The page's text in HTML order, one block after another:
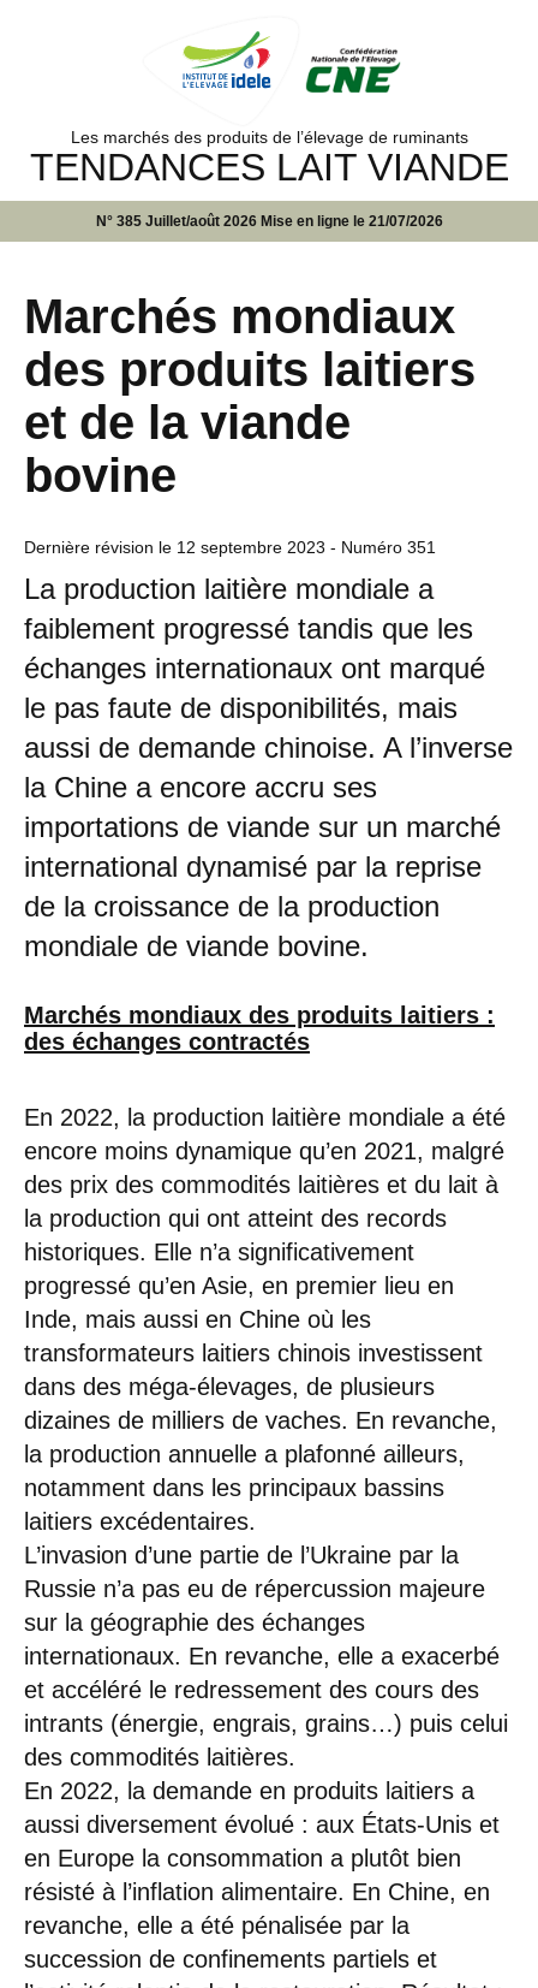
Les marchés des produits de l’élevage de ruminants
TENDANCES LAIT VIANDE
N° 385 Juillet/août 2026 Mise en ligne le 21/07/2026
Marchés mondiaux
des produits laitiers
et de la viande
bovine
Dernière révision le 12 septembre 2023 - Numéro 351
La production laitière mondiale a
faiblement progressé tandis que les
échanges internationaux ont marqué
le pas faute de disponibilités, mais
aussi de demande chinoise. A l’inverse
la Chine a encore accru ses
importations de viande sur un marché
international dynamisé par la reprise
de la croissance de la production
mondiale de viande bovine.
Marchés mondiaux des produits laitiers :
des échanges contractés
En 2022, la production laitière mondiale a été
encore moins dynamique qu’en 2021, malgré
des prix des commodités laitières et du lait à
la production qui ont atteint des records
historiques. Elle n’a significativement
progressé qu’en Asie, en premier lieu en
Inde, mais aussi en Chine où les
transformateurs laitiers chinois investissent
dans des méga-élevages, de plusieurs
dizaines de milliers de vaches. En revanche,
la production annuelle a plafonné ailleurs,
notamment dans les principaux bassins
laitiers excédentaires.
L’invasion d’une partie de l’Ukraine par la
Russie n’a pas eu de répercussion majeure
sur la géographie des échanges
internationaux. En revanche, elle a exacerbé
et accéléré le redressement des cours des
intrants (énergie, engrais, grains…) puis celui
des commodités laitières.
En 2022, la demande en produits laitiers a
aussi diversement évolué : aux États-Unis et
en Europe la consommation a plutôt bien
résisté à l’inflation alimentaire. En Chine, en
revanche, elle a été pénalisée par la
succession de confinements partiels et